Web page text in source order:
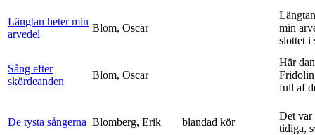
Längtan heter min
arvedel
Blom, Oscar
min
slottet i
Sång efter
skördeanden
Blom, Oscar
Här
full af
De tysta sångerna Blomberg, Erik blandad kör
Det var
tidiga,